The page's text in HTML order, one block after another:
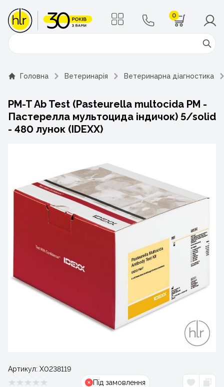
0
Поиск
Головна Ветеринарія Ветеринарна діагностика
PM-T Ab Test (Pasteurella multocida PM -
Пастерелла мультоцида індичок) 5/solid
- 480 лунок (IDEXX)
Артикул: Х0238119
Під замовлення